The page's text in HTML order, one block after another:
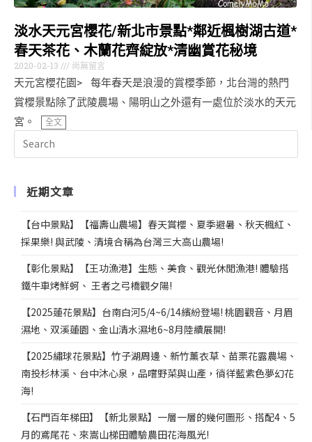
淡水天元宮櫻花/新北市景點*鄰近楓樹湖古道*
春天茶花、木蘭花齊綻放*清幽賞花秘境
2020-02-13 尚無留言
天元宮櫻花園> 每年春天是浪漫的賞櫻季節，北台灣的熱門
賞櫻景點除了武陵農場、陽明山之外還有一處位於淡水的天元
宮。
全文
近期文章
【台中景點】【福壽山農場】春天賞櫻、夏季避暑、秋天楓紅、
採果樂! 與武陵、清境合稱為台灣三大高山農場!
【彰化景點】【王功漁港】生態、美食、觀光休閒漁港! 體驗搭
鐵牛車烤鮮蚵、 王者之弓橋觀夕陽!
【2025蓮花景點】台南白河5/4~6/14繽紛登場! 桃園觀音、月眉
濕地、双溪蓮園、金山清水濕地6~8月陸續展開!
【2025繡球花景點】竹子湖周邊、新竹薰衣草、苗栗花露農場、
南投杉林溪、台中沐心泉，品嚐野菜與山產，徜徉藍紫色夢幻花
海!
【石門百年梯田】【新北景點】一層一層的幾何圖形、搭配4、5
月的鳶尾花、來嵩山梯田體驗農田花海風光!